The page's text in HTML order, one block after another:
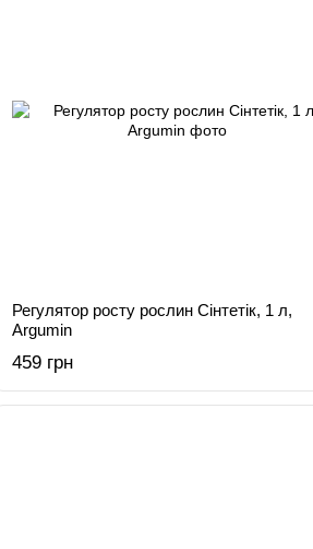
Регулятор росту рослин Сінтетік, 1 л,
Argumin
459 грн